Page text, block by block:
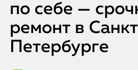
по себе —
ремонт в
Петербурге